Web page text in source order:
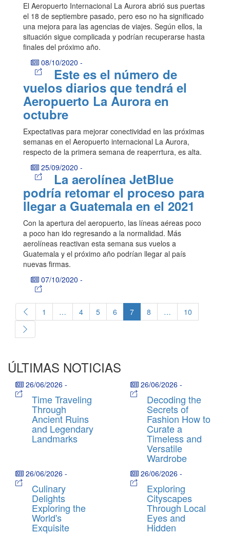
El Aeropuerto Internacional La Aurora abrió sus puertas
el 18 de septiembre pasado, pero eso no ha significado
una mejora para las agencias de viajes. Según ellos, la
situación sigue complicada y podrían recuperarse hasta
finales del próximo año.
08/10/2020 -
Este es el número de
vuelos diarios que tendrá el
Aeropuerto La Aurora en
octubre
Expectativas para mejorar conectividad en las próximas
semanas en el Aeropuerto internacional La Aurora,
respecto de la primera semana de reaperrtura, es alta.
25/09/2020 -
La aerolínea JetBlue
podría retomar el proceso para
llegar a Guatemala en el 2021
Con la apertura del aeropuerto, las líneas aéreas poco
a poco han ido regresando a la normalidad. Más
aerolíneas reactivan esta semana sus vuelos a
Guatemala y el próximo año podrían llegar al país
nuevas firmas.
07/10/2020 -
1 … 4 5 6 7 8 … 10
ÚLTIMAS NOTICIAS
26/06/2026 -
Time Traveling
Through
Ancient Ruins
and Legendary
Landmarks
26/06/2026 -
Decoding the
Secrets of
Fashion How to
Curate a
Timeless and
Versatile
Wardrobe
26/06/2026 -
Culinary
Delights
Exploring the
World's
Exquisite
26/06/2026 -
Exploring
Cityscapes
Through Local
Eyes and
Hidden